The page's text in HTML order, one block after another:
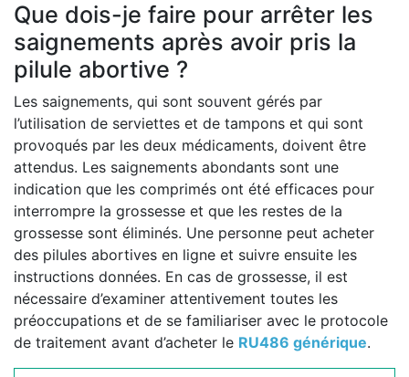
Que dois-je faire pour arrêter les
saignements après avoir pris la
pilule abortive ?
Les saignements, qui sont souvent gérés par
l’utilisation de serviettes et de tampons et qui sont
provoqués par les deux médicaments, doivent être
attendus. Les saignements abondants sont une
indication que les comprimés ont été efficaces pour
interrompre la grossesse et que les restes de la
grossesse sont éliminés. Une personne peut acheter
des pilules abortives en ligne et suivre ensuite les
instructions données. En cas de grossesse, il est
nécessaire d’examiner attentivement toutes les
préoccupations et de se familiariser avec le protocole
de traitement avant d’acheter le RU486 générique.